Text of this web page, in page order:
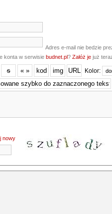
Adres e-mail nie bedzie
konta w serwisie budnet.pl? Załóż je już
Kolor:
nowy